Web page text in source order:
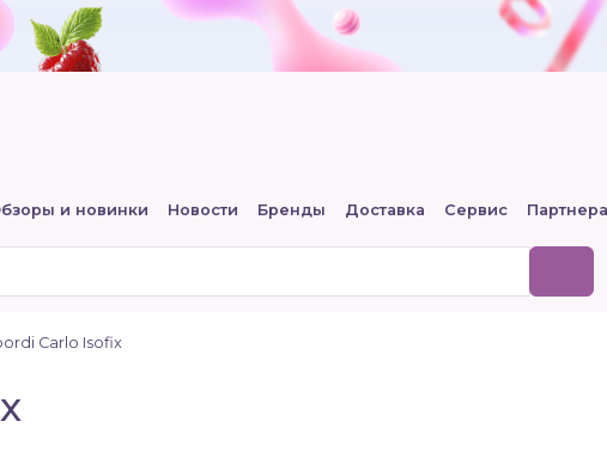
и новинки Новости Бренды Доставка Сервис
Carlo Isofix